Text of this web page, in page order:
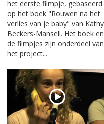
het eerste filmpje, gebaseerd
op het boek "Rouwen na het
verlies van je baby" van Kathy
Beckers-Mansell. Het boek en
de filmpjes zijn onderdeel van
het project...